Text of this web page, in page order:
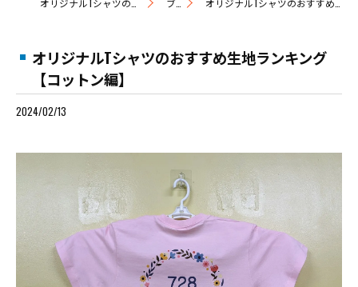
ブログ オリジナルTシャツのおすすめ生地ランキング【コットン編】
オリジナルTシャツのおすすめ生地ランキング
【コットン編】
2024/02/13